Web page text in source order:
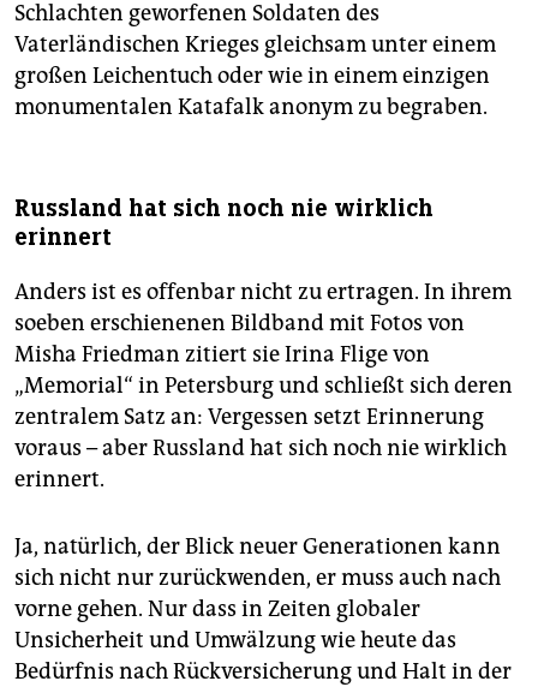
Schlachten geworfenen Soldaten des
Vaterländischen Krieges gleichsam unter einem
großen Leichentuch oder wie in einem einzigen
monumentalen Katafalk anonym zu begraben.
Russland hat sich noch nie wirklich
erinnert
Anders ist es offenbar nicht zu ertragen. In ihrem
soeben erschienenen Bildband mit Fotos von
Misha Friedman zitiert sie Irina Flige von
„Memorial“ in Petersburg und schließt sich deren
zen­tra­lem Satz an: Vergessen setzt Erinnerung
voraus – aber Russland hat sich noch nie wirklich
erinnert.
Ja, natürlich, der Blick neuer Generationen kann
sich nicht nur zurückwenden, er muss auch nach
vorne gehen. Nur dass in Zeiten globaler
Unsicherheit und Umwälzung wie heute das
Bedürfnis nach Rückversicherung und Halt in der